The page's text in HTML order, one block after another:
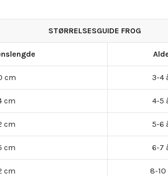
STØRRELSESGUIDE FROG
cm 3-4
cm 4-5
cm 5-6
cm 6-7
cm 8-10